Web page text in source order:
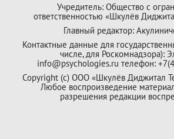
Учредитель: Общество с
ответственностью «Шкулёв
Главный редактор:
Контактные данные для
числе, для Роскомнадзора):
info@psychologies.ru телефон:
Copyright (с) ООО «Шкулёв Диджитал
Любое воспроизведение
разрешения редакции